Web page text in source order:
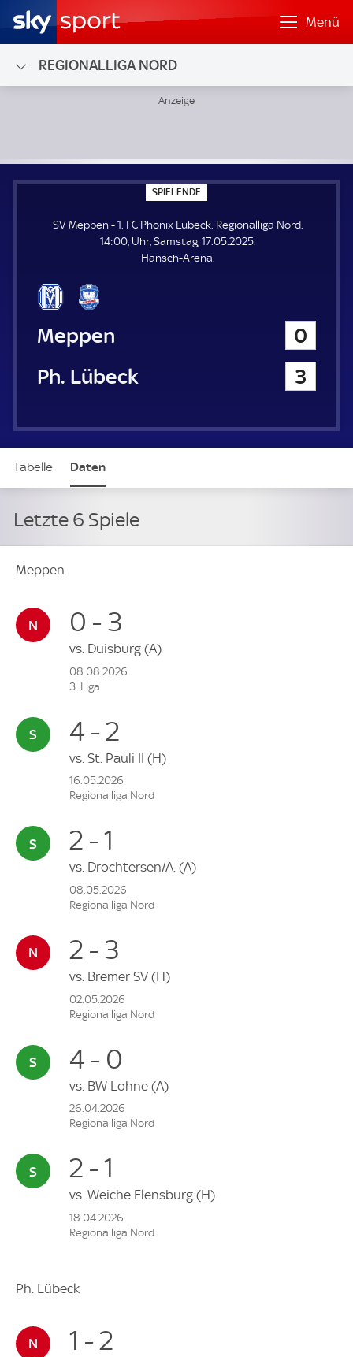
Menü
REGIONALLIGA NORD
SPIELENDE
P
E
L
E
N
SV Meppen - 1. FC Phönix Lübeck. Regionalliga Nord.
14:00, Uhr, Samstag, 17.05.2025.
Hansch-Arena.
SV Meppen
0
1. FC Phönix Lübeck
3
Tabelle Daten
Letzte 6 Spiele
Meppen
0 - 3
vs. Duisburg (A)
08.08.2026
3. Liga
4 - 2
vs. St. Pauli II (H)
16.05.2026
Regionalliga Nord
2 - 1
vs. Drochtersen/A. (A)
08.05.2026
Regionalliga Nord
2 - 3
vs. Bremer SV (H)
02.05.2026
Regionalliga Nord
4 - 0
vs. BW Lohne (A)
26.04.2026
Regionalliga Nord
2 - 1
vs. Weiche Flensburg (H)
18.04.2026
Regionalliga Nord
Ph. Lübeck
1 - 2